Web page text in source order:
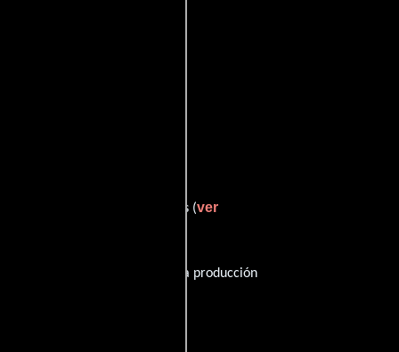
quien interpreta a Jack de Vils (ver
. La banda sonora para esta producción